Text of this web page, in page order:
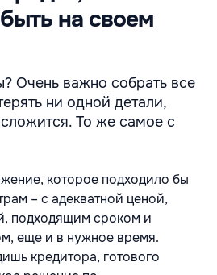
на своем
Очень важно собрать все
ни одной детали,
То же самое с
которое подходило бы
– с адекватной ценой,
подходящим сроком и
еще и в нужное время.
кредитора, готового